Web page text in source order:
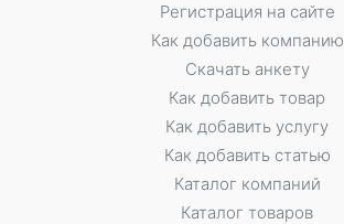
Регистрация на сайте
Как добавить компанию
Скачать анкету
Как добавить товар
Как добавить услугу
Как добавить статью
Каталог компаний
Каталог товаров